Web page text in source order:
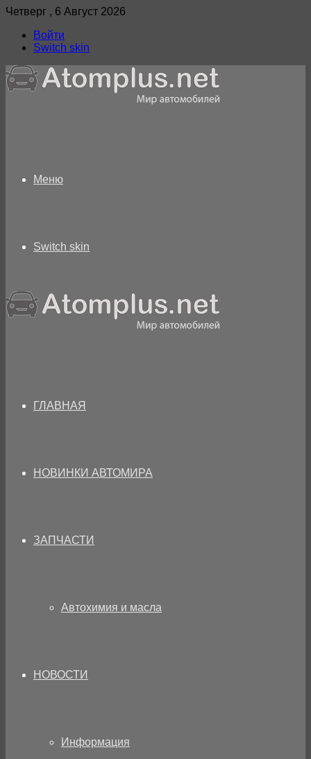
Четверг , 6 Август 2026
Войти
Switch skin
Меню
Switch skin
ГЛАВНАЯ
НОВИНКИ АВТОМИРА
ЗАПЧАСТИ
Автохимия и масла
НОВОСТИ
Информация